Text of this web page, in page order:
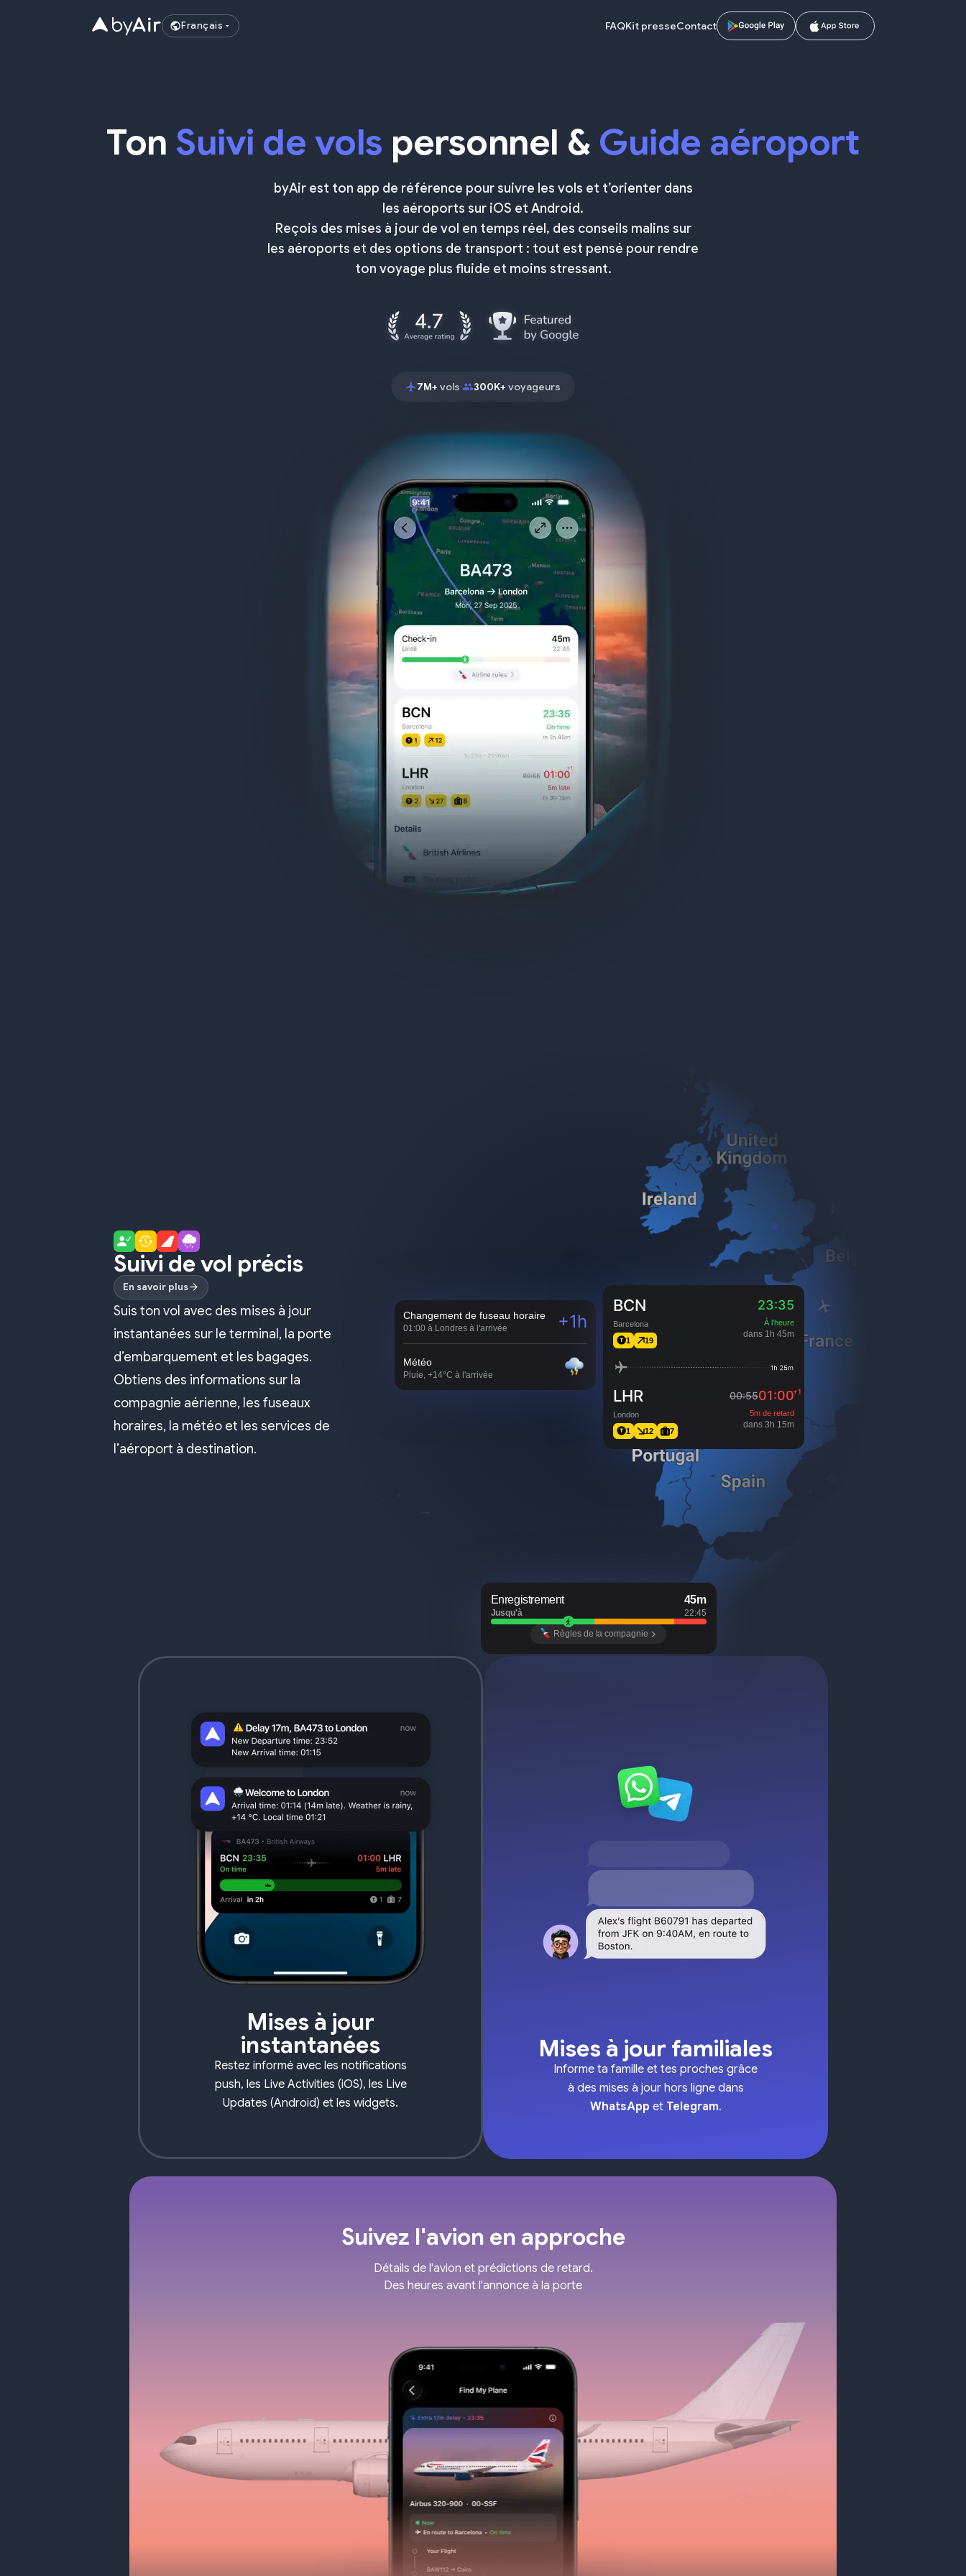
Français FAQKit presseContact
Ton Suivi de vols personnel & Guide aéroport
byAir est ton app de référence pour suivre les vols et t’orienter dans
les aéroports sur iOS et Android.
Reçois des mises à jour de vol en temps réel, des conseils malins sur
les aéroports et des options de transport : tout est pensé pour rendre
ton voyage plus fluide et moins stressant.
7M+ vols • 300K+ voyageurs
Suivi de vol précis
En savoir plus
Suis ton vol avec des mises à jour
instantanées sur le terminal, la porte
d’embarquement et les bagages.
Obtiens des informations sur la
compagnie aérienne, les fuseaux
horaires, la météo et les services de
l’aéroport à destination.
Changement de fuseau horaire
01:00 à Londres à l'arrivée +1h
Météo
Pluie, +14°C à l'arrivée
Enregistrement
Jusqu'à
45m
22:45
Règles de la compagnie
BCN
Barcelona
1
19
23:35
À l'heure
dans 1h 45m
LHR
London
1
12 7
00:5501:00+1
5m de retard
dans 3h 15m
Mises à jour
instantanées
Restez informé avec les notifications
push, les Live Activities (iOS), les Live
Updates (Android) et les widgets.
Mises à jour familiales
Informe ta famille et tes proches grâce
à des mises à jour hors ligne dans
WhatsApp et Telegram.
Suivez l'avion en approche
Détails de l'avion et prédictions de retard.
Des heures avant l'annonce à la porte